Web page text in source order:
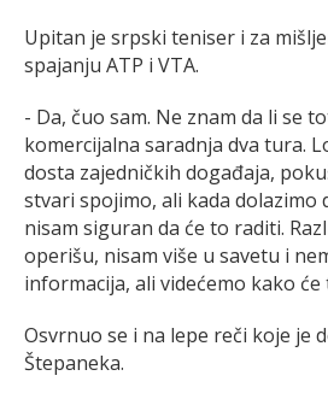
Upitan je srpski teniser i za
spajanju ATP i VTA.
- Da, čuo sam. Ne znam da li se
komercijalna saradnja dva tura.
dosta zajedničkih događaja,
stvari spojimo, ali kada dolazimo
nisam siguran da će to raditi.
operišu, nisam više u savetu i
informacija, ali videćemo kako će
Osvrnuo se i na lepe reči koje je
Štepaneka.